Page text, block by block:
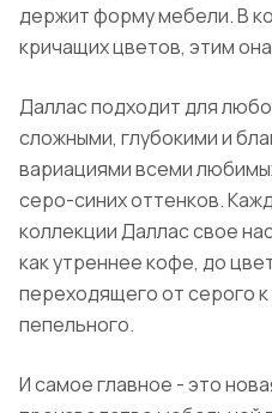
держит форму мебели. В
кричащих цветов, этим
Даллас подходит для
сложными, глубокими и
вариациями всеми
серо-синих оттенков.
коллекции Даллас свое
как утреннее кофе, до
переходящего от серого
пепельного.
И самое главное - это